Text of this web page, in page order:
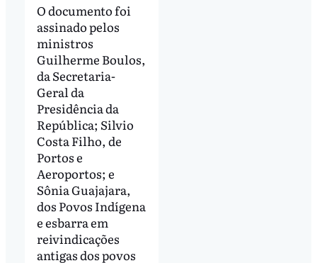
O documento foi
assinado pelos
ministros
Guilherme Boulos,
da Secretaria-
Geral da
Presidência da
República; Silvio
Costa Filho, de
Portos e
Aeroportos; e
Sônia Guajajara,
dos Povos Indígena
e esbarra em
reivindicações
antigas dos povos